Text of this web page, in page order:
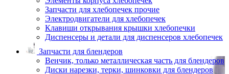
Запчасти для хлебопечек прочие
Электродвигатели для хлебопечек
Клавиши открывания крышки хлебопечки
Диспенсеры и детали для диспенсеров хлебопечек
Запчасти для блендеров
Венчик, только металлическая часть для блендеров
Диски нарезки, терки, шинковки для блендеров